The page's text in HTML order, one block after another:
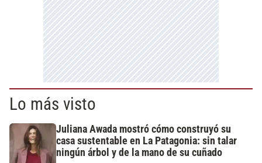
Lo más visto
Juliana Awada mostró cómo construyó su
casa sustentable en La Patagonia: sin talar
ningún árbol y de la mano de su cuñado